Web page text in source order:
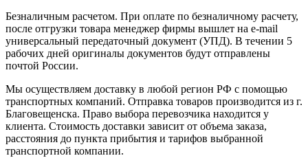
Безналичным расчетом. При оплате по безналичному расчету,
после отгрузки товара менеджер фирмы вышлет на e-mail
универсальный передаточный документ (УПД). В течении 5
рабочих дней оригиналы документов будут отправлены
почтой России.
Мы осуществляем доставку в любой регион РФ с помощью
транспортных компаний. Отправка товаров производится из г.
Благовещенска. Право выбора перевозчика находится у
клиента. Стоимость доставки зависит от объема заказа,
расстояния до пункта прибытия и тарифов выбранной
транспортной компании.